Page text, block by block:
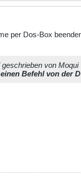
per Dos-Box
geschrieben von Moqui
Befehl von der